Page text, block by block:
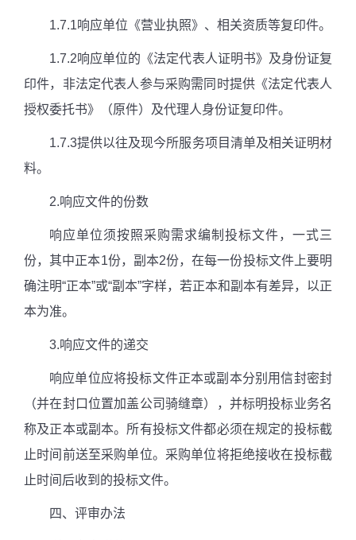
1.7.1响应单位《营业执照》、相关资质等复印件。
1.7.2响应单位的《法定代表人证明书》及身份证复
印件，非法定代表人参与采购需同时提供《法定代表人
授权委托书》（原件）及代理人身份证复印件。
1.7.3提供以往及现今所服务项目清单及相关证明材
料。
2.响应文件的份数
响应单位须按照采购需求编制投标文件，一式三
份，其中正本1份，副本2份，在每一份投标文件上要明
确注明“正本”或“副本”字样，若正本和副本有差异，以正
本为准。
3.响应文件的递交
响应单位应将投标文件正本或副本分别用信封密封
（并在封口位置加盖公司骑缝章），并标明投标业务名
称及正本或副本。所有投标文件都必须在规定的投标截
止时间前送至采购单位。采购单位将拒绝接收在投标截
止时间后收到的投标文件。
四、评审办法